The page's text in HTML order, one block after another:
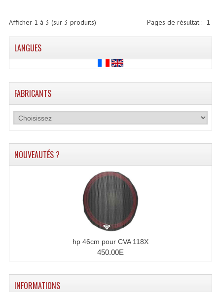
Lecteurs Double Cd MP3
Minidisc
Digital Package Et Logiciel
Platines Dvd Pour Dj
Platines Cassettes
Limiteur De Niveau Sonore
Microphones Scène Et Studio
Microphones Filaires
Micro Sans Fil HF VHF 200MHZ
Pages de résultat : 1
Afficher 1 à 3 (sur 3 produits)
LANGUES
FABRICANTS
NOUVEAUTÉS ?
hp 46cm pour CVA 118X
450.00E
INFORMATIONS